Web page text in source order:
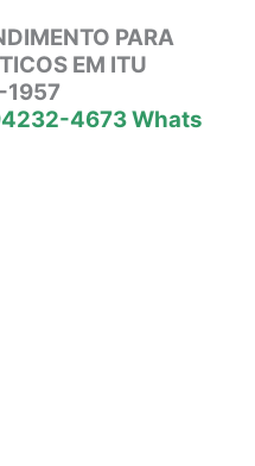
PARA
EM ITU
1957
4673 Whats